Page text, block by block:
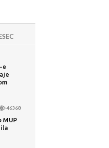
e
46368
MUP